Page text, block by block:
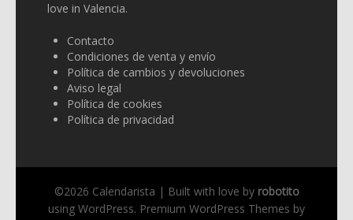
love in Valencia.
Contacto
Condiciones de venta y envío
Política de cambios y devoluciones
Aviso legal
Política de cookies
Política de privacidad
©2026 Calendarista | Built with love by robotito
using WordPress. Premium WordPress Themes by